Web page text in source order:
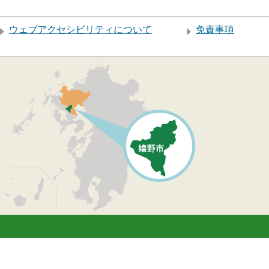
ウェブアクセシビリティについて
免責事項